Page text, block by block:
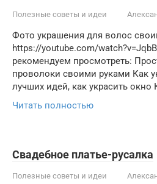
Полезные советы и идеи
Фото украшения для волос
https://youtube.com/
рекомендуем просмотреть:
проволоки своими руками Как
лучших идей, как украсить окно
Читать полностью
Свадебное платье-русалка
Полезные советы и идеи